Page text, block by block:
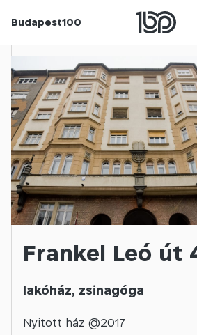
Budapest100
Frankel Leó út
lakóház, zsinagóga
Nyitott ház @2017